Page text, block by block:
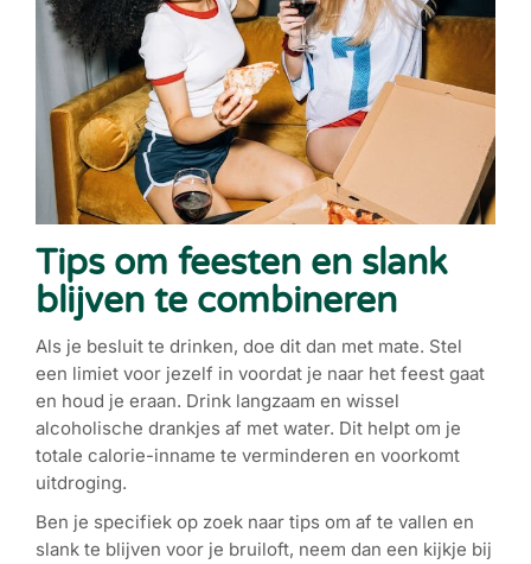
Tips om feesten en slank
blijven te combineren
Als je besluit te drinken, doe dit dan met mate. Stel
een limiet voor jezelf in voordat je naar het feest gaat
en houd je eraan. Drink langzaam en wissel
alcoholische drankjes af met water. Dit helpt om je
totale calorie-inname te verminderen en voorkomt
uitdroging.
Ben je specifiek op zoek naar tips om af te vallen en
slank te blijven voor je bruiloft, neem dan een kijkje bij